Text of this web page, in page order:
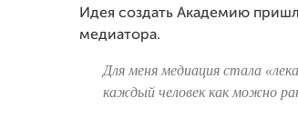
Идея создать Академию
медиатора.
Для меня медиация стала
каждый человек как можно